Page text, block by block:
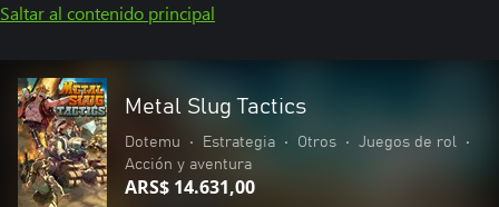
Saltar al contenido principal
Metal Slug Tactics
Dotemu • Estrategia • Otros • Juegos de rol
•
Acción y aventura
ARS$ 14.631,00